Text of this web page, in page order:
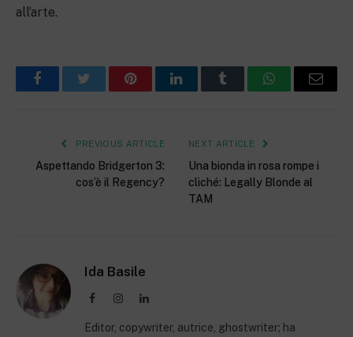
all’arte.
FacebookTwitter PinterestLinkedInTumblr WhatsAppEmail
PREVIOUS ARTICLE
Aspettando Bridgerton 3:
cos’è il Regency?
NEXT ARTICLE
Una bionda in rosa rompe i
cliché: Legally Blonde al
TAM
Ida Basile
FacebookInstagramLinkedIn
Editor, copywriter, autrice, ghostwriter; ha